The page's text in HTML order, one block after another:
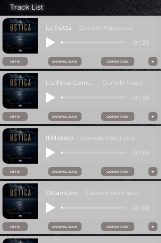
Track List
La Rotta Daniele Mastracci
-01:21
INFO DOWNLOAD CONDIVIDI +
Daniele Mastracci
-01:06
INFO DOWNLOAD CONDIVIDI +
Il Mistero Daniele Mastracci
-01:04
INFO DOWNLOAD CONDIVIDI +
Ottantuno Daniele Mastracci
-01:08
INFO DOWNLOAD CONDIVIDI +